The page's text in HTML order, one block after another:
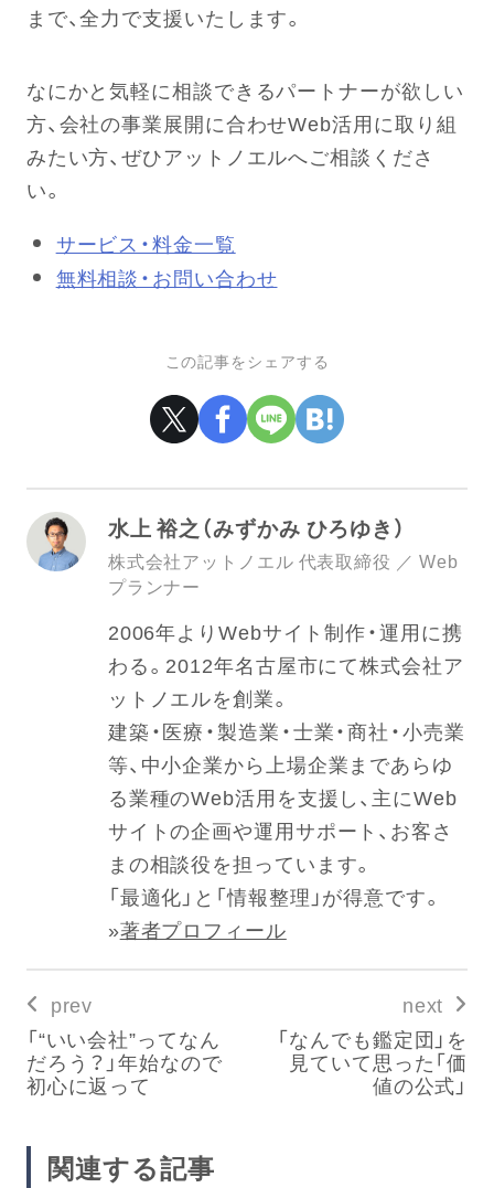
まで、全力で支援いたします。
なにかと気軽に相談できるパートナーが欲しい
方、会社の事業展開に合わせWeb活用に取り組
みたい方、ぜひアットノエルへご相談くださ
い。
サービス・料金一覧
無料相談・お問い合わせ
この記事をシェアする
水上 裕之（みずかみ ひろゆき）
株式会社アットノエル 代表取締役 ／ Web
プランナー
2006年よりWebサイト制作・運用に携
わる。2012年名古屋市にて株式会社ア
ットノエルを創業。
建築・医療・製造業・士業・商社・小売業
等、中小企業から上場企業まであらゆ
る業種のWeb活用を支援し、主にWeb
サイトの企画や運用サポート、お客さ
まの相談役を担っています。
「最適化」と「情報整理」が得意です。
»著者プロフィール
prev
「“いい会社”ってなん
だろう？」年始なので
初心に返って
next
「なんでも鑑定団」を
見ていて思った「価
値の公式」
関連する記事